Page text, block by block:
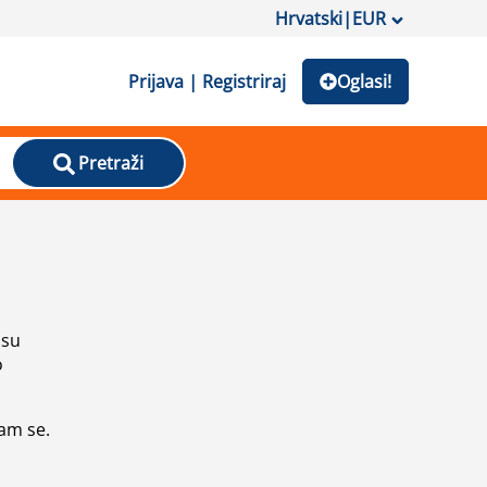
Hrvatski|EUR
Prijava | Registriraj Oglasi!
Pretraži
se.